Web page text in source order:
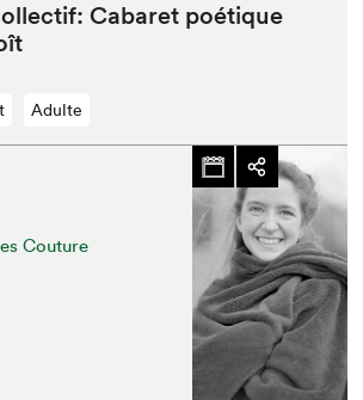
Cabaret poé­tique
Adulte
Couture